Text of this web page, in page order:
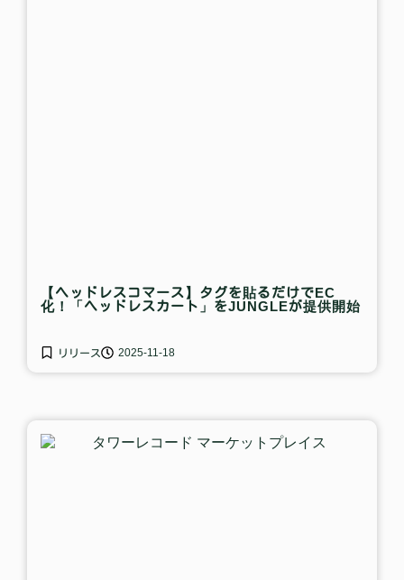
【ヘッドレスコマース】タグを貼るだけでEC
化！「ヘッドレスカート」をJUNGLEが提供開始
リリース 2025-11-18